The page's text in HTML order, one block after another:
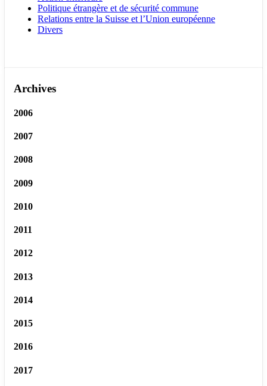
Politique étrangère et de sécurité commune
Relations entre la Suisse et l’Union européenne
Divers
Archives
2006
2007
2008
2009
2010
2011
2012
2013
2014
2015
2016
2017